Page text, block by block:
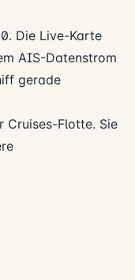
Die Live-Karte
AIS-Datenstrom
gerade
Cruises-Flotte. Sie